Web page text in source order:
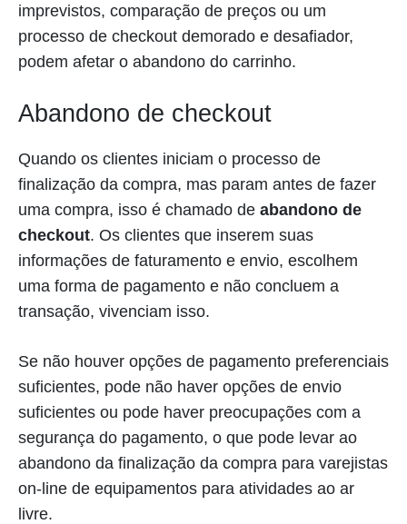
imprevistos, comparação de preços ou um
processo de checkout demorado e desafiador,
podem afetar o abandono do carrinho.
Abandono de checkout
Quando os clientes iniciam o processo de
finalização da compra, mas param antes de fazer
uma compra, isso é chamado de abandono de
checkout. Os clientes que inserem suas
informações de faturamento e envio, escolhem
uma forma de pagamento e não concluem a
transação, vivenciam isso.
Se não houver opções de pagamento preferenciais
suficientes, pode não haver opções de envio
suficientes ou pode haver preocupações com a
segurança do pagamento, o que pode levar ao
abandono da finalização da compra para varejistas
on-line de equipamentos para atividades ao ar
livre.